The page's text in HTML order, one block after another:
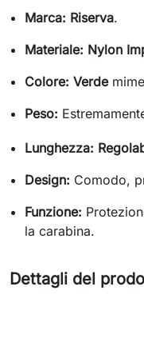
Marca: Riserva.
Materiale: Nylon
Colore: Verde
Peso:
Lunghezza:
Design: Comodo,
Funzione:
la carabina.
Dettagli del